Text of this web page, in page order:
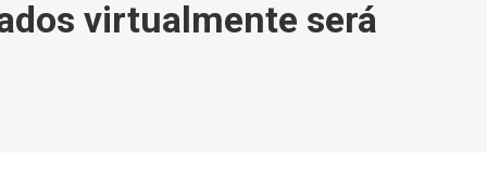
virtualmente será